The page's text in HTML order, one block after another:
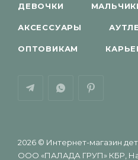
ДЕВОЧКИ
АКСЕССУАРЫ
ОПТОВИКАМ
2026 © Интернет-магазин
ООО «ПАЛАДА ГРУП» КБР,